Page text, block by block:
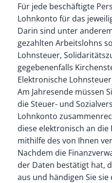
Für jede beschäftigte
Lohnkonto für das
Darin sind unter
gezahlten Arbeitslohns
Lohnsteuer,
gegebenenfalls
Elektronische
Am Jahresende müssen
die Steuer- und
Lohnkonto
diese elektronisch an die
mithilfe des von Ihnen
Nachdem die
der Daten bestätigt hat,
aus und händigen Sie